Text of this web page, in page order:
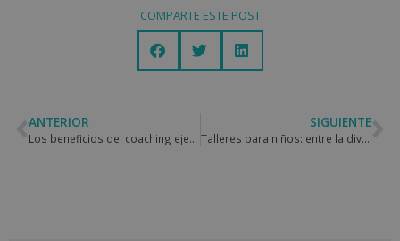
COMPARTE ESTE POST
ANTERIOR
Los beneficios del coaching ejecutivo en tu empresa
SIGUIENTE
Talleres para niños: entre la diversión y la educación